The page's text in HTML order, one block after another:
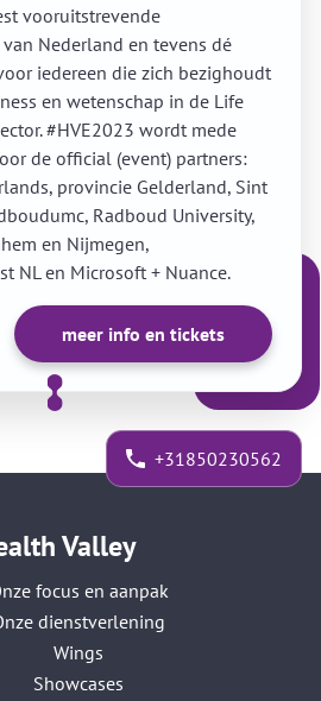
vooruitstrevende
Nederland en tevens dé
iedereen die zich bezighoudt
en wetenschap in de Life
#HVE2023 wordt mede
de official (event) partners:
provincie Gelderland, Sint
Radboud University,
en Nijmegen,
NL en Microsoft + Nuance.
meer info en tickets
+31850230562
Valley
focus en aanpak
dienstverlening
Wings
Showcases